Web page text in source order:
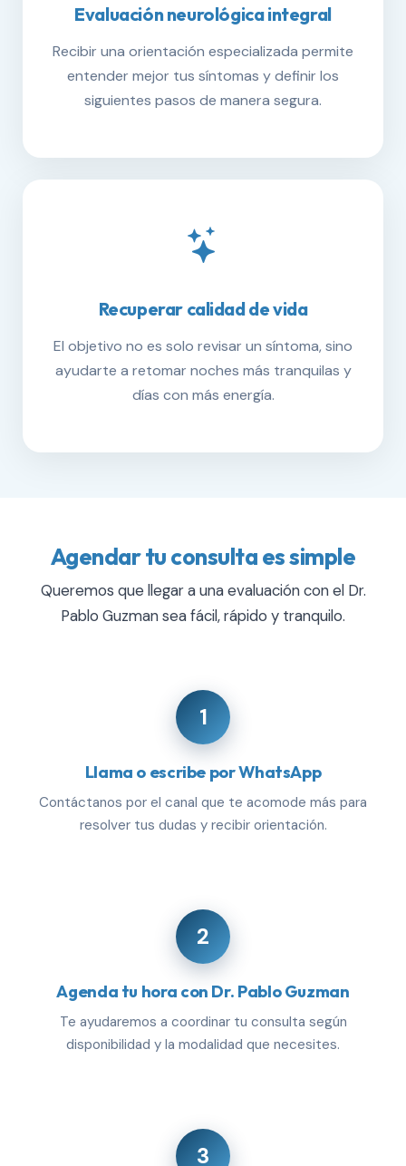
Evaluación neurológica integral
Recibir una orientación especializada permite
entender mejor tus síntomas y definir los
siguientes pasos de manera segura.
Recuperar calidad de vida
El objetivo no es solo revisar un síntoma, sino
ayudarte a retomar noches más tranquilas y
días con más energía.
Agendar tu consulta es simple
Queremos que llegar a una evaluación con el Dr.
Pablo Guzman sea fácil, rápido y tranquilo.
1
Llama o escribe por WhatsApp
Contáctanos por el canal que te acomode más para
resolver tus dudas y recibir orientación.
2
Agenda tu hora con Dr. Pablo Guzman
Te ayudaremos a coordinar tu consulta según
disponibilidad y la modalidad que necesites.
3